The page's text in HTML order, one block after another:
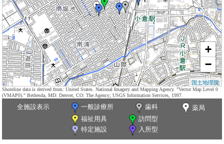
+
−
国土地理院
Shoreline data is derived from: United States. National Imagery and Mapping Agency. "Vector Map Level 0
(VMAP0)." Bethesda, MD: Denver, CO: The Agency; USGS Information Services, 1997.
全施設表示 一般診療所 歯科
薬局
福祉用具
訪問型
特定施設
入所型